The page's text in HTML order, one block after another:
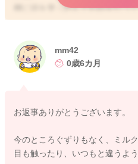
棚に頭を突っ込んでお顔を打っ
いかがでしょうか？
また目をよく瞬きしていたり、
な様子もないようでしたら、そ
また飲みや機嫌が悪くなってい
すような様子、ぐったりする様
mm42
0歳6カ月
お返事ありがとうございます。
今のところぐずりもなく、ミル
目も触ったり、いつもと違うよ